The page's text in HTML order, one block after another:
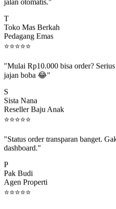
Toko Mas Berkah
Pedagang Emas
⭐⭐⭐⭐⭐
jajan boba 😂"
Sista Nana
Reseller Baju Anak
⭐⭐⭐⭐⭐
dashboard."
Pak Budi
Agen Properti
⭐⭐⭐⭐⭐